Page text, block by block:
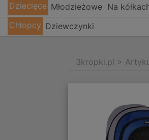
Dziecięce Młodzieżowe Na
Chłopcy Dziewczynki
3kropki.pl >